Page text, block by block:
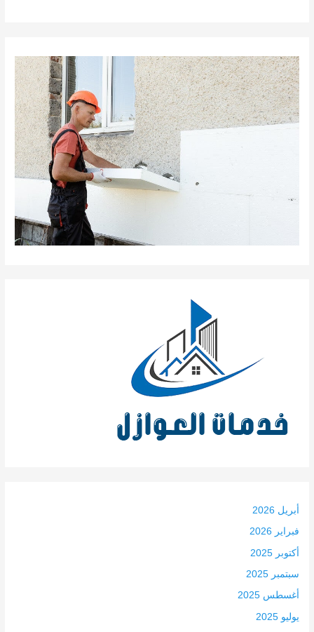
أبريل 2026
فبراير 2026
أكتوبر 2025
سبتمبر 2025
أغسطس 2025
يوليو 2025